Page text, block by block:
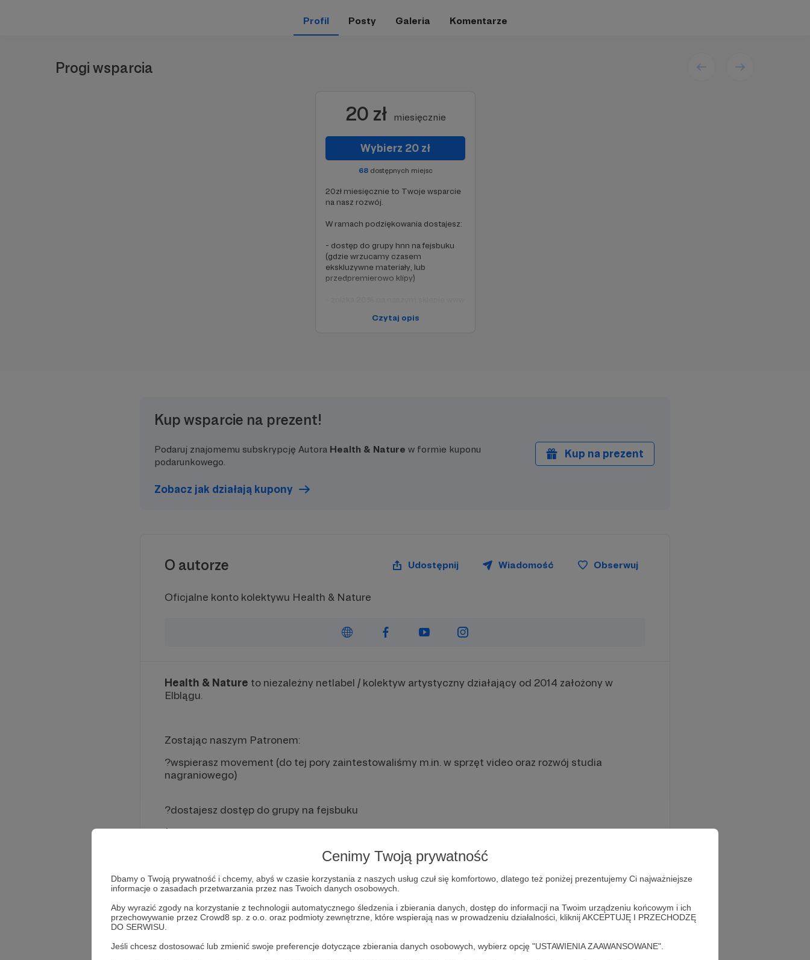
Cenimy Twoją prywatność
Dbamy o Twoją prywatność i chcemy, abyś w czasie korzystania z naszych usług czuł się komfortowo, dlatego też poniżej prezentujemy Ci najważniejsze
informacje o zasadach przetwarzania przez nas Twoich danych osobowych.
Aby wyrazić zgody na korzystanie z technologii automatycznego śledzenia i zbierania danych, dostęp do informacji na Twoim urządzeniu końcowym i ich
przechowywanie przez Crowd8 sp. z o.o. oraz podmioty zewnętrzne, które wspierają nas w prowadzeniu działalności, kliknij AKCEPTUJĘ I PRZECHODZĘ
DO SERWISU.
Jeśli chcesz dostosować lub zmienić swoje preferencje dotyczące zbierania danych osobowych, wybierz opcję "USTAWIENIA ZAAWANSOWANE".
Profil Posty Galeria Komentarze
Progi wsparcia
20 zł miesięcznie
Wybierz 20 zł
68dostępnych miejsc
20zł miesięcznie to Twoje wsparcie
na nasz rozwój.
W ramach podziękowania dostajesz:
- dostęp do grupy hnn na fejsbuku
(gdzie wrzucamy czasem
ekskluzywne materiały, lub
przedpremierowo klipy)
- darmowy wstęp na wybrane
Czytaj opis
Kup wsparcie na prezent!
Podaruj znajomemu subskrypcję Autora Health & Nature w formie kuponu
podarunkowego.
Zobacz jak działają kupony
Kup na prezent
O autorze Udostępnij Wiadomość Obserwuj
Oficjalne konto kolektywu Health & Nature
Health & Nature to niezależny netlabel / kolektyw artystyczny działający od 2014 założony w
Elblągu.
Zostając naszym Patronem:
?wspierasz movement (do tej pory zaintestowaliśmy m.in. w sprzęt video oraz rozwój studia
nagraniowego)
?dostajesz dostęp do grupy na fejsbuku
(po opłaceniu subkrybcji wyślemy Ci link do grupy na podany przez Ciebie przy rejestracji adres
?wczesniejszy dostęp do wybranych singli / ekskluzywne materiały
?zniżki na merch i cd
?darmowy wjazd na nasze wybrane imprezy